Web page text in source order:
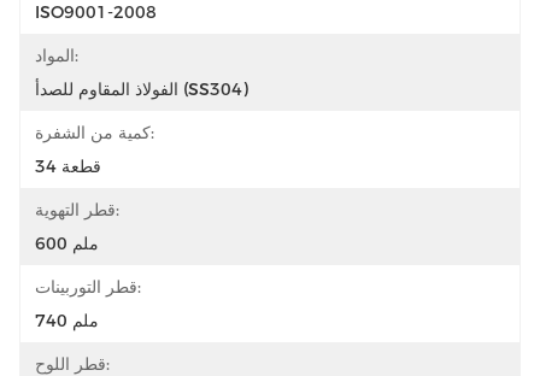
ISO9001-2008
المواد:
الفولاذ المقاوم للصدأ (SS304)
كمية من الشفرة:
34 قطعة
قطر التهوية:
600 ملم
قطر التوربينات:
740 ملم
قطر اللوح: